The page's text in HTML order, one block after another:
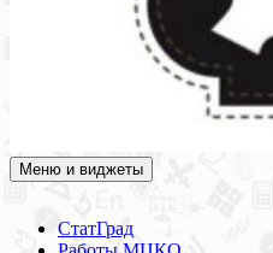
Академия СОВА
Подготовка к ЕГЭ, ОГЭ,
Меню и виджеты
СтатГрад